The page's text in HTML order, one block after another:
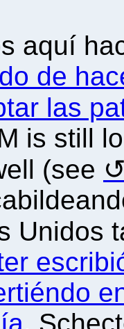
aquí
de
las
is still
(see
Unidos